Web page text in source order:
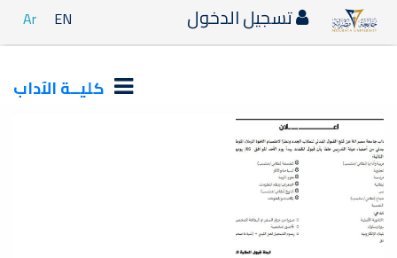
Ar EN تسجيل الدخول
كليــة الآداب